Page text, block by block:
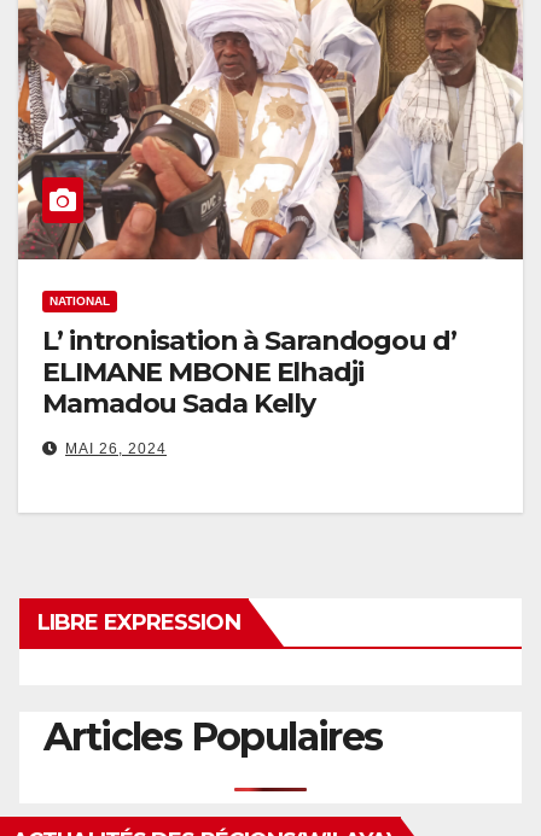
NATIONAL
L’ intronisation à Sarandogou d’
ELIMANE MBONE Elhadji
Mamadou Sada Kelly
MAI 26, 2024
LIBRE EXPRESSION
Articles Populaires